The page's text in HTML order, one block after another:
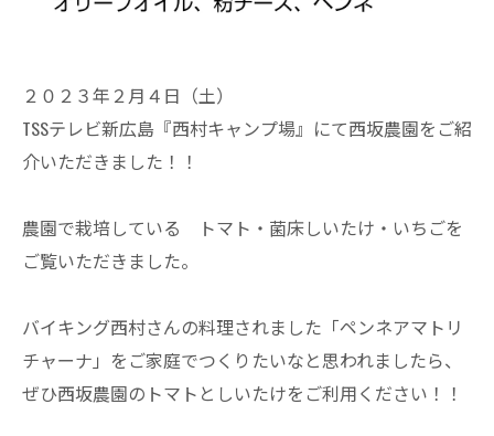
２０２３年２月４日（土）
TSSテレビ新広島『西村キャンプ場』にて西坂農園をご紹
介いただきました！！
農園で栽培している トマト・菌床しいたけ・いちごを
ご覧いただきました。
バイキング西村さんの料理されました「ペンネアマトリ
チャーナ」をご家庭でつくりたいなと思われましたら、
ぜひ西坂農園のトマトとしいたけをご利用ください！！